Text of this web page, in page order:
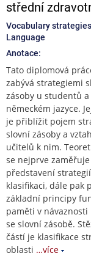
střední
Vocabulary
Language
Anotace:
Tato diplomová
zabývá strategiemi
zásoby u studentů
německém jazyce.
je přiblížit pojem
slovní zásoby a
učitelů k nim.
se nejprve
představení
klasifikaci, dále pak
základní principy
paměti v návaznosti
se slovní zásobě.
částí je klasifikace
oblasti …více